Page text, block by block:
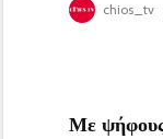
chios_tv
Με